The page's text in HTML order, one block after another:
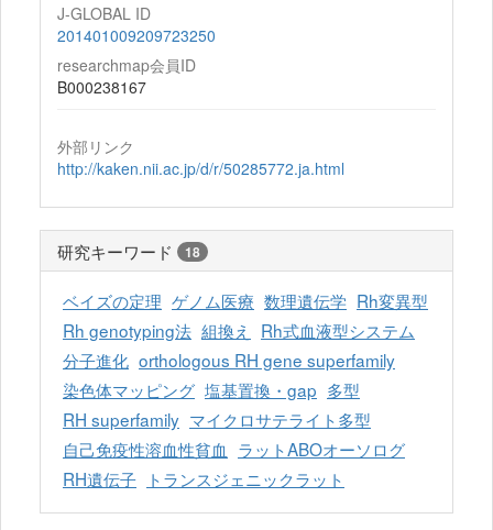
J-GLOBAL ID
201401009209723250
researchmap会員ID
B000238167
外部リンク
http://kaken.nii.ac.jp/d/r/50285772.ja.html
研究キーワード 18
ベイズの定理 ゲノム医療 数理遺伝学 Rh変異型
Rh genotyping法 組換え
Rh式血液型システム
分子進化 orthologous RH gene superfamily
染色体マッピング 塩基置換・gap 多型
RH superfamily マイクロサテライト多型
自己免疫性溶血性貧血 ラットABOオーソログ
RH遺伝子
トランスジェニックラット